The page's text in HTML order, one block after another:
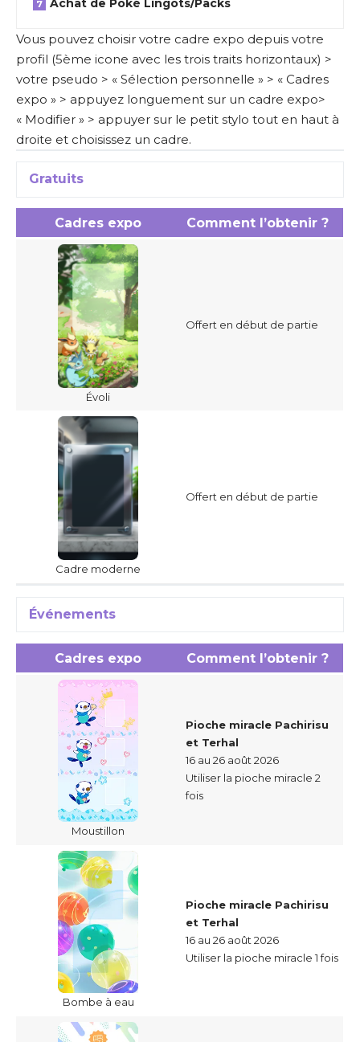
Vous pouvez choisir votre cadre expo depuis votre
profil (5ème icone avec les trois traits horizontaux) >
votre pseudo > « Sélection personnelle » > « Cadres
expo » > appuyez longuement sur un cadre expo>
« Modifier » > appuyer sur le petit stylo tout en haut à
droite et choisissez un cadre.
Gratuits
Cadres expo Comment l’obtenir ?
Évoli
Offert en début de partie
Cadre moderne
Offert en début de partie
Événements
Cadres expo Comment l’obtenir ?
Moustillon
Pioche miracle Pachirisu
et Terhal
16 au 26 août 2026
Utiliser la pioche miracle 2
fois
Bombe à eau
Pioche miracle Pachirisu
et Terhal
16 au 26 août 2026
Utiliser la pioche miracle 1 fois